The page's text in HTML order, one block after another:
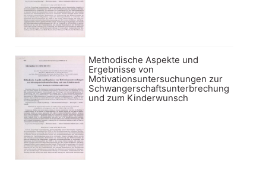
Methodische Aspekte und
Ergebnisse von
Motivationsuntersuchungen zur
Schwangerschaftsunterbrechung
und zum Kinderwunsch